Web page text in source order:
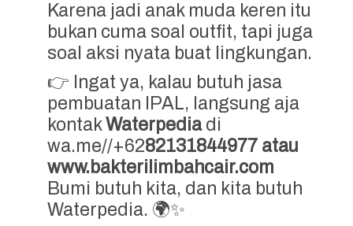
Karena jadi anak muda keren itu
bukan cuma soal outfit, tapi juga
soal aksi nyata buat lingkungan.
👉 Ingat ya, kalau butuh jasa
pembuatan IPAL, langsung aja
kontakWaterpediadi
wa.me//+6282131844977 atau
www.bakterilimbahcair.com
Bumi butuh kita, dan kita butuh
Waterpedia. 🌍✨